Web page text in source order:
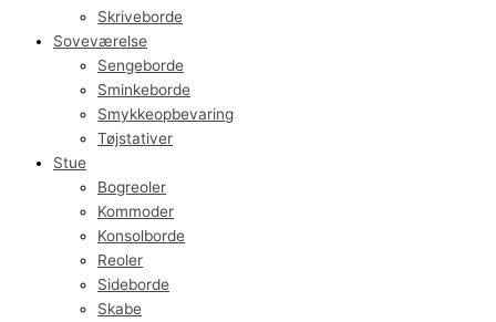
Skriveborde
Soveværelse
Sengeborde
Sminkeborde
Smykkeopbevaring
Tøjstativer
Stue
Bogreoler
Kommoder
Konsolborde
Reoler
Sideborde
Skabe